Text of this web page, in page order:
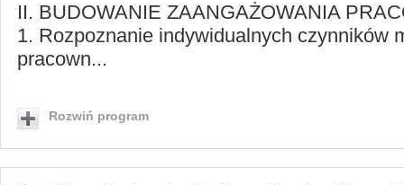
II. BUDOWANIE ZAANGAŻOWANIA
1. Rozpoznanie indywidualnych czynników
pracown...
Rozwiń program